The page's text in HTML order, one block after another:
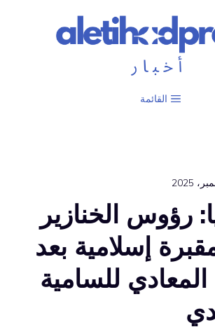
القائمة
رؤوس الخنازير
إسلامية بعد
للسامية